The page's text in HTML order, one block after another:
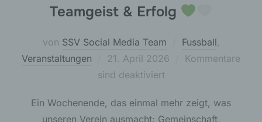
Teamgeist & Erfolg
von SSV Social Media Team Fussball
Veranstaltungen
Veröffentlicht
am
21. April 2026
Kommentare
sind deaktiviert
Ein Wochenende, das einmal mehr zeigt, was
unseren Verein ausmacht: Gemeinschaft,